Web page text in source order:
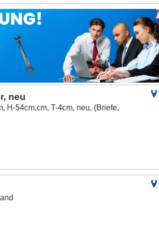
neu
H-54cm,cm, T-4cm, neu, (Briefe,